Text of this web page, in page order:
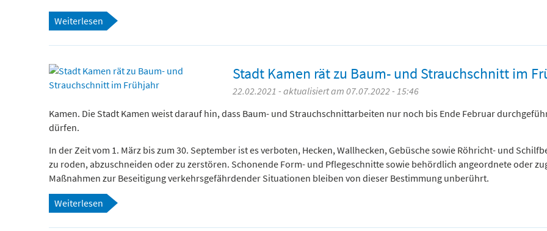
Weiterlesen
Stadt Kamen rät zu Baum- und Strauchschnitt im
22.02.2021 - aktualisiert am 07.07.2022 - 15:46
Kamen. Die Stadt Kamen weist darauf hin, dass Baum- und Strauchschnittarbeiten nur noch bis Ende Februar
dürfen.
In der Zeit vom 1. März bis zum 30. September ist es verboten, Hecken, Wallhecken, Gebüsche sowie Röhricht- und
zu roden, abzuschneiden oder zu zerstören. Schonende Form- und Pflegeschnitte sowie behördlich angeordnete oder
Maßnahmen zur Beseitigung verkehrsgefährdender Situationen bleiben von dieser Bestimmung unberührt.
Weiterlesen